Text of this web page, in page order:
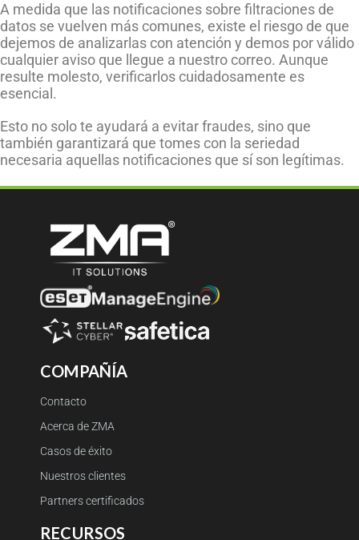
A medida que las notificaciones sobre filtraciones de
datos se vuelven más comunes, existe el riesgo de que
dejemos de analizarlas con atención y demos por válido
cualquier aviso que llegue a nuestro correo. Aunque
resulte molesto, verificarlos cuidadosamente es
esencial.
Esto no solo te ayudará a evitar fraudes, sino que
también garantizará que tomes con la seriedad
necesaria aquellas notificaciones que sí son legítimas.
COMPAÑÍA
Contacto
Acerca de ZMA
Casos de éxito
Nuestros clientes
Partners certificados
RECURSOS